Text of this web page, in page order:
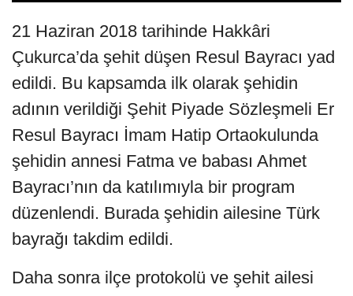
21 Haziran 2018 tarihinde Hakkâri
Çukurca’da şehit düşen Resul Bayracı yad
edildi. Bu kapsamda ilk olarak şehidin
adının verildiği Şehit Piyade Sözleşmeli Er
Resul Bayracı İmam Hatip Ortaokulunda
şehidin annesi Fatma ve babası Ahmet
Bayracı’nın da katılımıyla bir program
düzenlendi. Burada şehidin ailesine Türk
bayrağı takdim edildi.
Daha sonra ilçe protokolü ve şehit ailesi